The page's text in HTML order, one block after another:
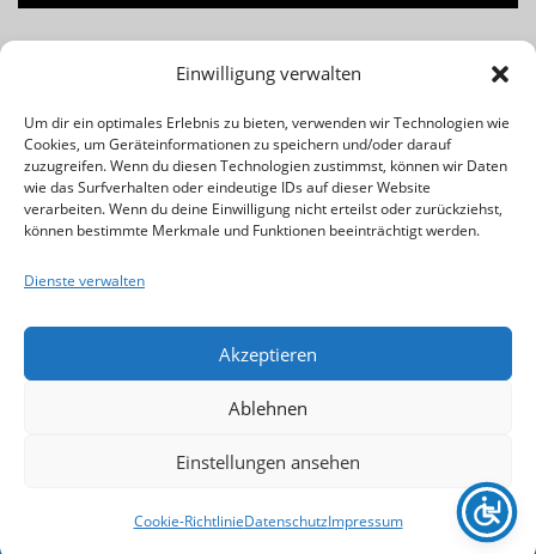
Einwilligung verwalten
Um dir ein optimales Erlebnis zu bieten, verwenden wir Technologien wie
Cookies, um Geräteinformationen zu speichern und/oder darauf
zuzugreifen. Wenn du diesen Technologien zustimmst, können wir Daten
wie das Surfverhalten oder eindeutige IDs auf dieser Website
verarbeiten. Wenn du deine Einwilligung nicht erteilst oder zurückziehst,
können bestimmte Merkmale und Funktionen beeinträchtigt werden.
Dienste verwalten
Akzeptieren
Ablehnen
Einstellungen ansehen
Cookie-RichtlinieDatenschutzImpressum
Lust am Beruf des Musiklehrers bzw. Musikpädagogen? Für
Infos einfach das Banner klicken!
Rechtliches & Wichtiges:
Kontakt
Datenschutz
Cookie-Richtlinie (EU)
Copyright © 2026 Musikschule Eberhard | Stuttgart
Theme von FameThemes